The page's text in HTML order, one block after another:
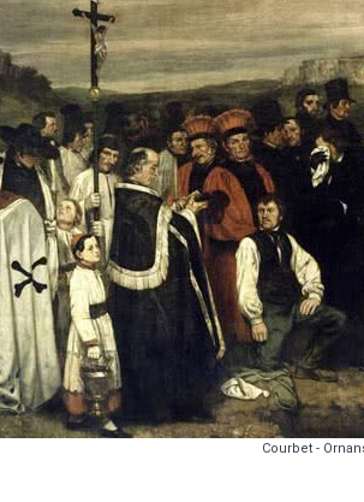
Courbet -